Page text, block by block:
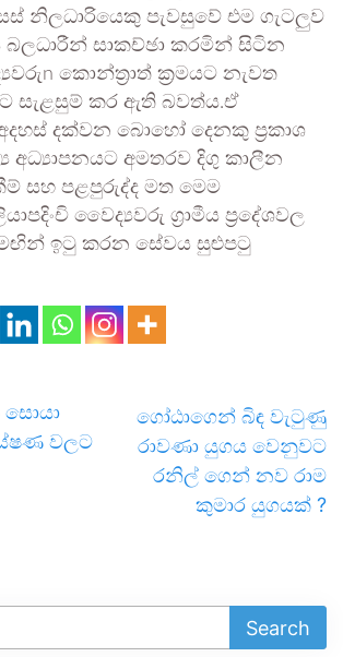
නිලධාරියෙකු පැවසුවේ එම ගැටලුව
සාකච්ඡා කරමින් සිටින
කොන්ත්‍රාත් ක්‍රමයට නැවත
සැළසුම් කර ඇති බවත්ය.ඒ
දක්වන බොහෝ දෙනකු ප්‍රකාශ
අමතරව දිගු කාලීන
සහ පළපුරුද්ද මත මෙම
වෛද්‍යවරු ග්‍රාමීය ප්‍රදේශවල
ඉටු කරන සේවය සුළුපටු
වලට
ගෝඨාගෙන් බිඳ වැටුණු
රාවණා යුගය වෙනුවට
රනිල් ගෙන් නව රාම
කුමාර යුගයක් ?